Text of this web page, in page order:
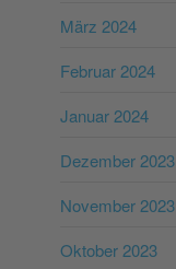
März 2024
Februar 2024
Januar 2024
Dezember 2023
November 2023
Oktober 2023